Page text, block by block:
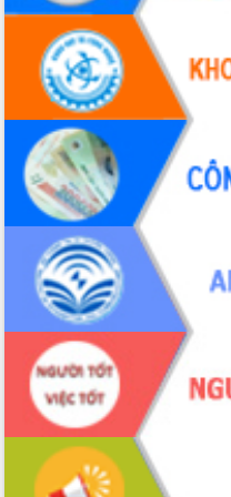
Hội thảo khoa học “Giải pháp thúc đẩy
phát triển nền kinh tế xanh tại tỉnh
Đắk Lắk”
Tăng cường giám sát, đôn đốc thực
hiện nhiệm vụ quản lý tài sản công
hàng tuần
Tháo gỡ những vướng mắc, đẩy mạnh
công tác cải cách thủ tục hành chính
tại Trung tâm Phục vụ hành chính
công tỉnh
Đắk Lắk: Tôn vinh 46 giải pháp tại Hội
thi Sáng tạo Kỹ thuật 2024 - 2025
Đắk Lắk rà soát, điều chỉnh Đề án 190
về phát triển nuôi trồng thủy sản
Phó Chủ tịch UBND tỉnh Đắk Lắk
Trương Công Thái kiểm tra thực địa
Dự án cao tốc Khánh Hòa - Buôn Ma
Thuột
Định vị cà phê Việt Nam như một “di
sản sống” trong dòng chảy toàn cầu